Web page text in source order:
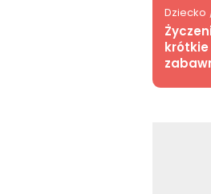
Dziecko
krótkie